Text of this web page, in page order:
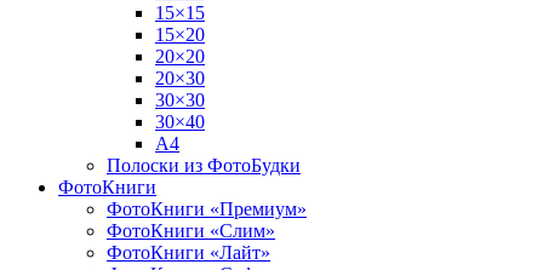
15×15
15×20
20×20
20×30
30×30
30×40
A4
Полоски из ФотоБудки
ФотоКниги
ФотоКниги «Премиум»
ФотоКниги «Слим»
ФотоКниги «Лайт»